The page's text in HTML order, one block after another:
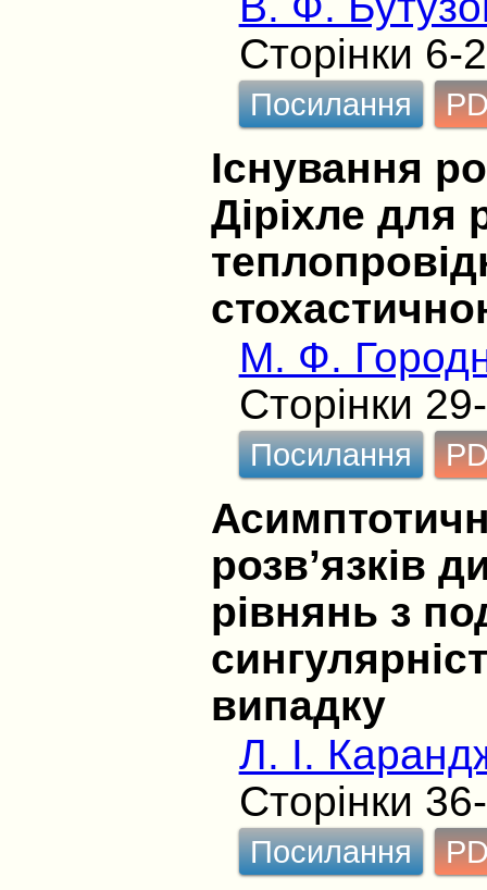
Сторінки 6-
Посилання
Існування
Діріхле для
М. Ф.
Сторінки
Посилання
розв’язків
рівнянь з
випадку
Л. І.
Сторінки
Посилання